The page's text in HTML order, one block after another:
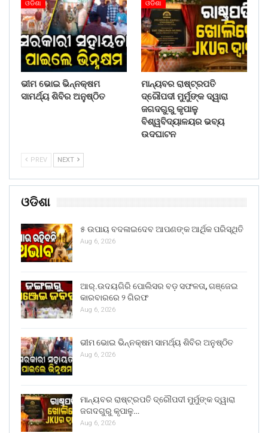
ଓଡିଶା
ଭୀମ ଭୋଇ ଭିନ୍ନକ୍ଷମ
ସାମର୍ଥ୍ୟ ଶିବିର ଅନୁଷ୍ଠିତ
ଓଡିଶା
ମାନ୍ୟବର ରାଷ୍ଟ୍ରପତି
ଦ୍ରୌପଦୀ ମୁର୍ମୁଙ୍କ ଦ୍ୱାରା
ଜଗଦଗୁରୁ କୃପାଳୁ
ବିଶ୍ୱବିଦ୍ୟାଳୟର ଭବ୍ୟ
ଉଦଘାଟନ
PREV NEXT
ଓଡିଶା
୫ ଉପାୟ ବଦଳାଇଦେବ ଆପଣଙ୍କ ଆର୍ଥିକ ପରିସ୍ଥିତି
Aug 6, 2026
ଆର୍.ଉଦୟଗିରି ପୋଲିସର ବଡ଼ ସଫଳତା, ଗଞ୍ଜେଇ
କାରବାରରେ ୨ ଗିରଫ
Aug 6, 2026
ଭୀମ ଭୋଇ ଭିନ୍ନକ୍ଷମ ସାମର୍ଥ୍ୟ ଶିବିର ଅନୁଷ୍ଠିତ
Aug 6, 2026
ମାନ୍ୟବର ରାଷ୍ଟ୍ରପତି ଦ୍ରୌପଦୀ ମୁର୍ମୁଙ୍କ ଦ୍ୱାରା
ଜଗଦଗୁରୁ କୃପାଳୁ…
Aug 6, 2026